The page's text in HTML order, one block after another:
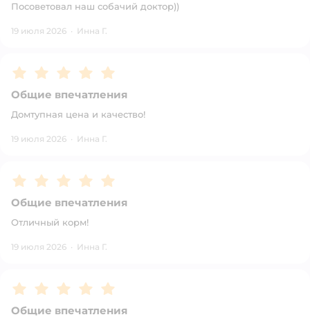
Посоветовал наш собачий доктор))
19 июля 2026 · Инна Г.
Рейтинг:5
Общие впечатления
Домтупная цена и качество!
19 июля 2026 · Инна Г.
Рейтинг:5
Общие впечатления
Отличный корм!
19 июля 2026 · Инна Г.
Рейтинг:5
Общие впечатления